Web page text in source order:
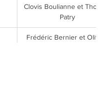
Clovis Boulianne et
Patry
Frédéric Bernier et Olivier